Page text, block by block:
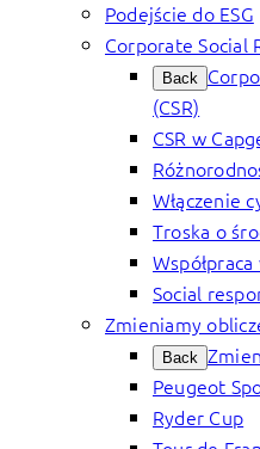
Podejście do ESG
Corporate Social
Back
(CSR)
CSR w
Włączenie
Troska o
Social
Zmieniamy
Back
Peugeot
Ryder Cup